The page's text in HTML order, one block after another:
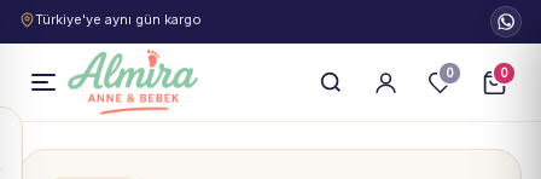
Türkiye'ye aynı gün kargo
0 0